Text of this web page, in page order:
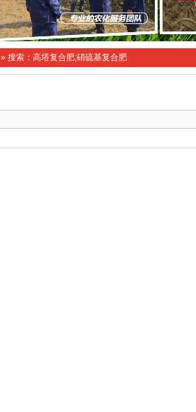
» 搜索：高塔复合肥;硝硫基复合肥